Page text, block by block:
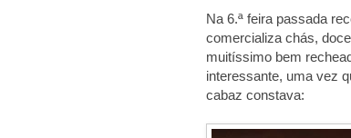
Na 6.ª feira passada
comercializa chás,
muitíssimo bem
interessante, uma vez
cabaz constava: